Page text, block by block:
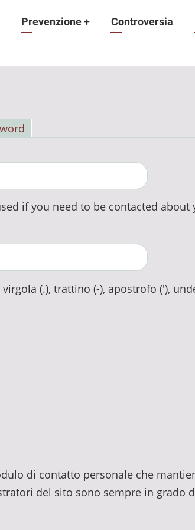
Prevenzione+ Controversia
if you need to be contacted
(.), trattino (-), apostrofo ('),
di contatto personale che
del sito sono sempre in grado